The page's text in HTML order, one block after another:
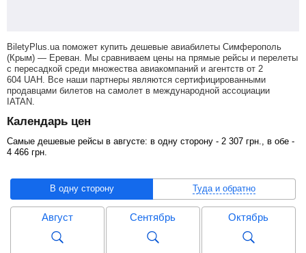
BiletyPlus.ua поможет купить дешевые авиабилеты Симферополь
(Крым) — Ереван. Мы сравниваем цены на прямые рейсы и перелеты
с пересадкой среди множества авиакомпаний и агентств от 2
604 UAH . Все наши партнеры являются сертифицированными
продавцами билетов на самолет в международной ассоциации
IATAN.
Календарь цен
Самые дешевые рейсы в августе: в одну сторону - 2 307 грн ., в обе -
4 466 грн
В одну сторону Туда и обратно
Август Сентябрь Октябрь